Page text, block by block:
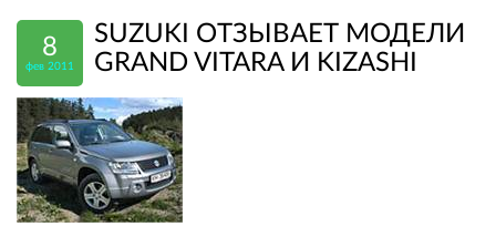
8
фев 2011
SUZUKI ОТЗЫВАЕТ МОДЕЛИ
GRAND VITARA И KIZASHI